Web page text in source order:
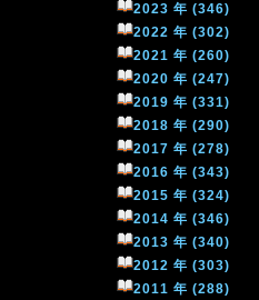
2023 年 (346)
2022 年 (302)
2021 年 (260)
2020 年 (247)
2019 年 (331)
2018 年 (290)
2017 年 (278)
2016 年 (343)
2015 年 (324)
2014 年 (346)
2013 年 (340)
2012 年 (303)
2011 年 (288)